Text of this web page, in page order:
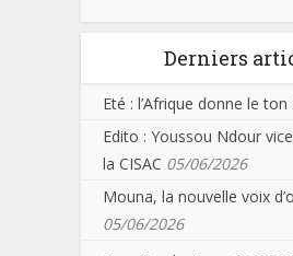
Derniers
Eté : l’Afrique donne le ton
Edito : Youssou Ndour
la CISAC 05/06/2026
Mouna, la nouvelle voix
05/06/2026